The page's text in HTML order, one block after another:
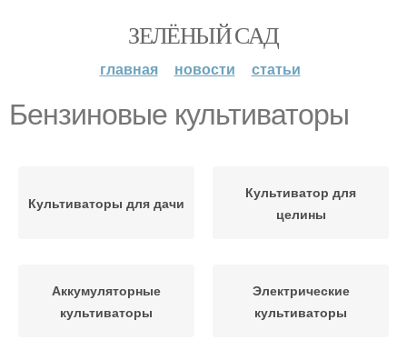
ЗЕЛЁНЫЙ САД
главная новости статьи
Бензиновые культиваторы
Культиваторы для дачи
Культиватор для
целины
Аккумуляторные
культиваторы
Электрические
культиваторы